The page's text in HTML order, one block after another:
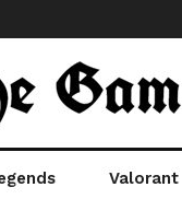
Valorant